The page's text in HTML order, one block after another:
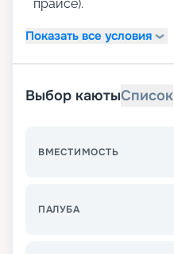
прайсе).
Показать все условия
Выбор каютыСписок
ВМЕСТИМОСТЬ
ПАЛУБА